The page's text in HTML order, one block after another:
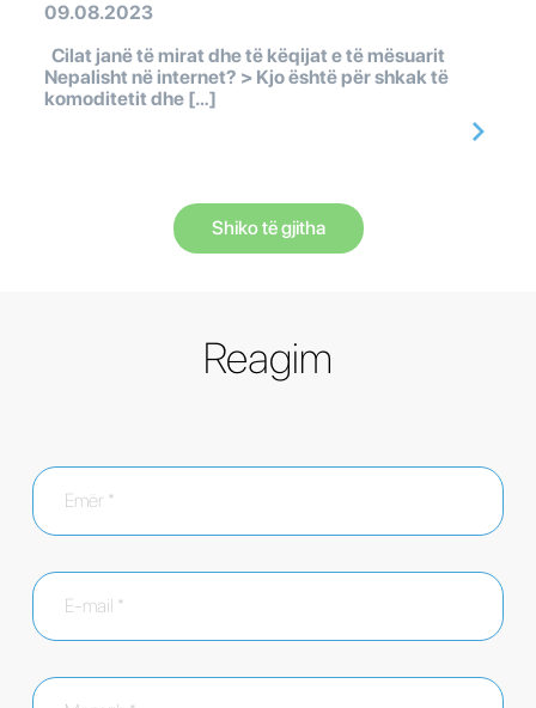
09.08.2023
Cilat janë të mirat dhe të këqijat e të mësuarit
Nepalisht në internet? > Kjo është për shkak të
komoditetit dhe […]
Shiko të gjitha
Reagim